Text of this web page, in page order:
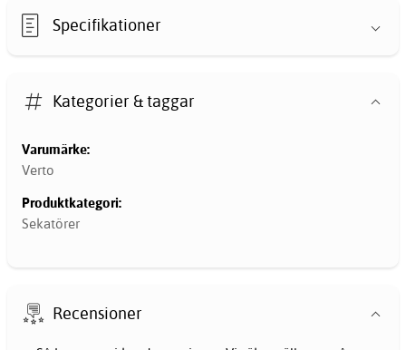
Specifikationer
Kategorier & taggar
Varumärke:
Verto
Produktkategori:
Sekatörer
Recensioner